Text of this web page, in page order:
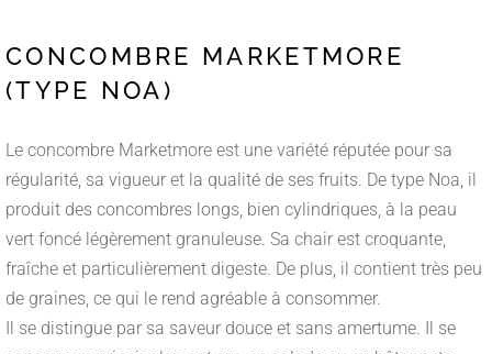
CONCOMBRE MARKETMORE
(TYPE NOA)
Le concombre Marketmore est une variété réputée pour sa
régularité, sa vigueur et la qualité de ses fruits. De type Noa, il
produit des concombres longs, bien cylindriques, à la peau
vert foncé légèrement granuleuse. Sa chair est croquante,
fraîche et particulièrement digeste. De plus, il contient très peu
de graines, ce qui le rend agréable à consommer.
Il se distingue par sa saveur douce et sans amertume. Il se